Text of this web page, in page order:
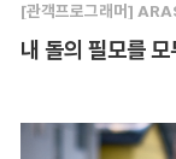
[관객프로그래머]
내 돌의 필모를